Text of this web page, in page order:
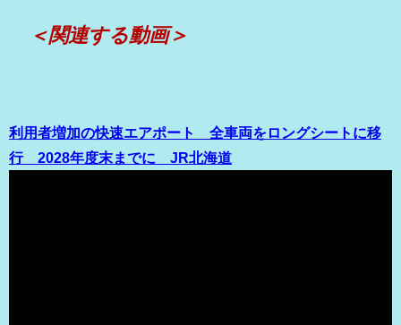
＜関連する動画＞
利用者増加の快速エアポート 全車両をロングシートに移
行 2028年度末までに JR北海道